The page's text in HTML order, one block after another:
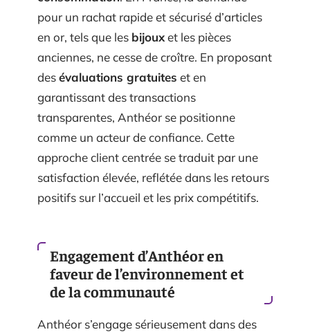
pour un rachat rapide et sécurisé d’articles
en or, tels que les bijouxet les pièces
anciennes, ne cesse de croître. En proposant
desévaluations gratuites et en
garantissant des transactions
transparentes, Anthéor se positionne
comme un acteur de confiance. Cette
approche client centrée se traduit par une
satisfaction élevée, reflétée dans les retours
positifs sur l’accueil et les prix compétitifs.
Engagement d’Anthéor en
faveur de l’environnement et
de la communauté
Anthéor s’engage sérieusement dans des